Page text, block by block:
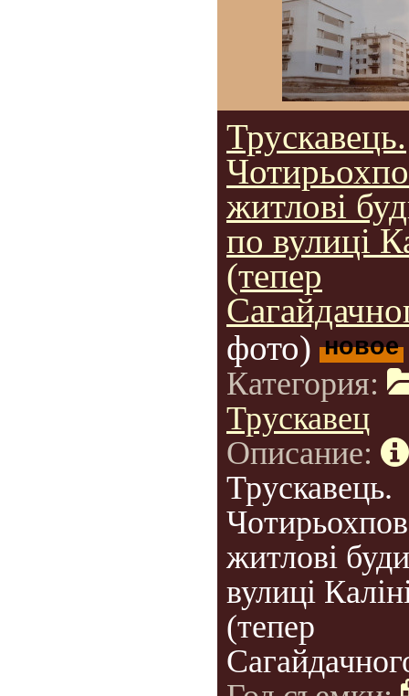
Трускавець.
житлові
по вулиці
(тепер
фото) новое
Категория:
Трускавец
Описание:
Трускавець.
житлові
вулиці
(тепер